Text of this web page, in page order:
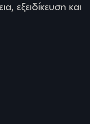
εξειδίκευση και